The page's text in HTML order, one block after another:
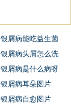
银屑病能吃益生菌
银屑病头屑怎么洗
银屑病是什么病呀
银屑病耳朵图片
银屑病自愈图片